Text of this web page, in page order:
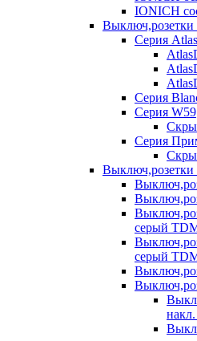
IONICH
Выключ,розетки
Серия
Серия
Серия W59
Серия
серый
серый